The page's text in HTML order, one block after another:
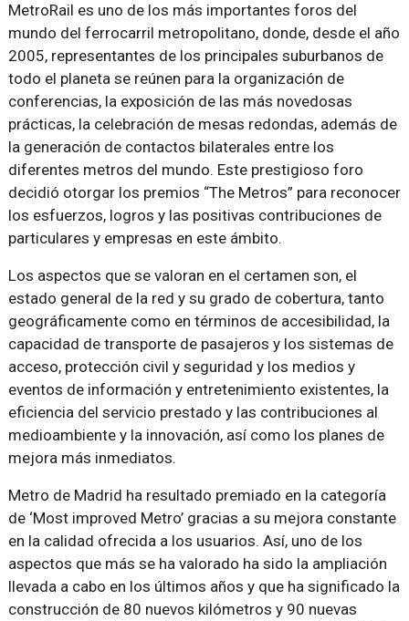
MetroRail es uno de los más importantes foros del
mundo del ferrocarril metropolitano, donde, desde el año
2005, representantes de los principales suburbanos de
todo el planeta se reúnen para la organización de
conferencias, la exposición de las más novedosas
prácticas, la celebración de mesas redondas, además de
la generación de contactos bilaterales entre los
diferentes metros del mundo. Este prestigioso foro
decidió otorgar los premios “The Metros” para reconocer
los esfuerzos, logros y las positivas contribuciones de
particulares y empresas en este ámbito.
Los aspectos que se valoran en el certamen son, el
estado general de la red y su grado de cobertura, tanto
geográficamente como en términos de accesibilidad, la
capacidad de transporte de pasajeros y los sistemas de
acceso, protección civil y seguridad y los medios y
eventos de información y entretenimiento existentes, la
eficiencia del servicio prestado y las contribuciones al
medioambiente y la innovación, así como los planes de
mejora más inmediatos.
Metro de Madrid ha resultado premiado en la categoría
de ‘Most improved Metro’ gracias a su mejora constante
en la calidad ofrecida a los usuarios. Así, uno de los
aspectos que más se ha valorado ha sido la ampliación
llevada a cabo en los últimos años y que ha significado la
construcción de 80 nuevos kilómetros y 90 nuevas